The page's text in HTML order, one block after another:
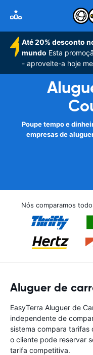
Até 20% desconto
mundo Esta
- aproveite-a hoje
Poupe tempo e
empresas de
Nós comparamos
Aluguer de
EasyTerra Aluguer de
independente de
sistema compara tarifas
o cliente pode reservar
tarifa competitiva.